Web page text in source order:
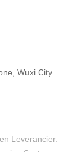
Wuxi City
Leverancier.